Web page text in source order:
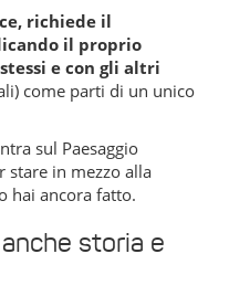
richiede il
il proprio
e con gli altri
come parti di un unico
sul Paesaggio
stare in mezzo alla
hai ancora fatto.
storia e